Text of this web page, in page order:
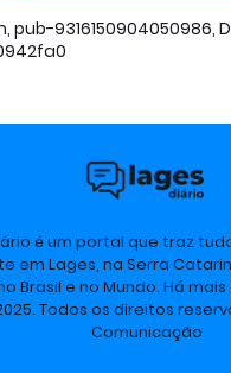
pub-9316150904050986,
é um portal que traz
em Lages, na Serra
Brasil e no Mundo. Há
Todos os direitos
Comunicação